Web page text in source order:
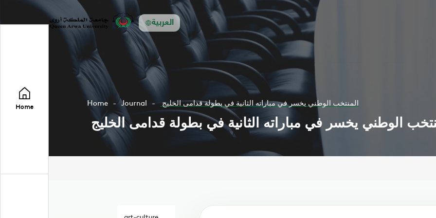
العربية
Home Home Journal المنتخب الوطني يخسر في مباراته الثانية في بطولة قدامى الخليج
الوطني يخسر في مباراته الثانية في بطولة قدامى الخليج